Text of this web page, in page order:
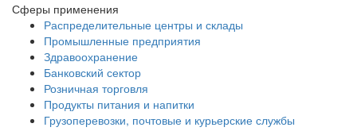
Сферы применения
Распределительные центры и склады
Промышленные предприятия
Здравоохранение
Банковский сектор
Розничная торговля
Продукты питания и напитки
Грузоперевозки, почтовые и курьерские службы